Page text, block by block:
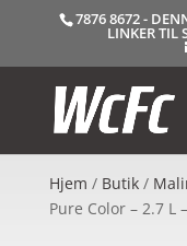
7876 8672 -
LINKER TIL
Hjem / Butik/
Pure Color – 2.7 L